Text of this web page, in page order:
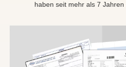
haben seit mehr als 7